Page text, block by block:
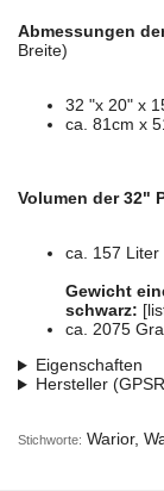
Abmessungen
Breite)
32 "x 20" x
ca. 81cm x
Volumen der 32"
ca. 157 Liter
Gewicht
schwarz:
ca. 2075
Eigenschaften
Hersteller
Stichworte: Warior,